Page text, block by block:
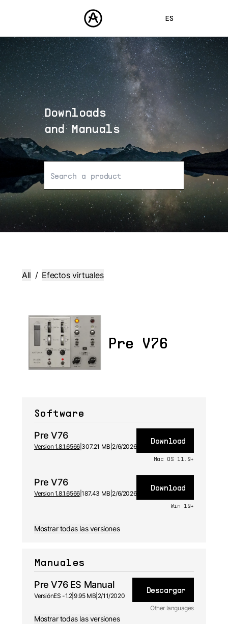
ES
ENGLISH
FRANÇAIS
DEUTSCH
日本語
中文
PRODUCTOS
SONIDOS
TIENDA
COMUNIDAD
ASISTENCIA
Downloads
and Manuals
No se han encontrado resultados
All / Efectos virtuales
Pre V76
Software
Pre V76
Version 1.8.1.6566| 307.21 MB 2/6/2026
Download
Mac OS 11.0+
Pre V76
Version 1.8.1.6566|187.43 MB 2/6/2026
Download
Win 10+
Mostrar todas las versiones
Manuales
Pre V76 ES Manual
VersiónES -1.2| 9.95 MB 2/11/2020
Descargar
Other languages
Mostrar todas las versiones